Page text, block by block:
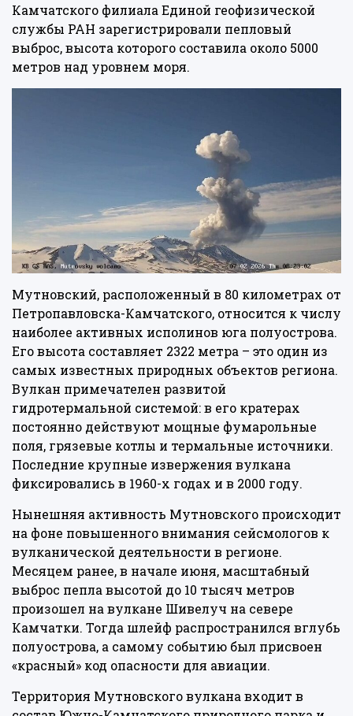
Камчатского филиала Единой геофизической
службы РАН зарегистрировали пепловый
выброс, высота которого составила около 5000
метров над уровнем моря.
Мутновский, расположенный в 80 километрах от
Петропавловска-Камчатского, относится к числу
наиболее активных исполинов юга полуострова.
Его высота составляет 2322 метра – это один из
самых известных природных объектов региона.
Вулкан примечателен развитой
гидротермальной системой: в его кратерах
постоянно действуют мощные фумарольные
поля, грязевые котлы и термальные источники.
Последние крупные извержения вулкана
фиксировались в 1960-х годах и в 2000 году.
Нынешняя активность Мутновского происходит
на фоне повышенного внимания сейсмологов к
вулканической деятельности в регионе.
Месяцем ранее, в начале июня, масштабный
выброс пепла высотой до 10 тысяч метров
произошел на вулкане Шивелуч на севере
Камчатки. Тогда шлейф распространился вглубь
полуострова, а самому событию был присвоен
«красный» код опасности для авиации.
Территория Мутновского вулкана входит в